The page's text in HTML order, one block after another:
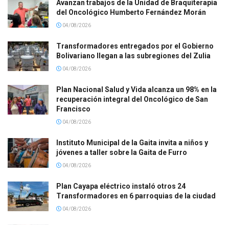
Avanzan trabajos de la Unidad de Braquiterapia
del Oncológico Humberto Fernández Morán
04/08/2026
Transformadores entregados por el Gobierno
Bolivariano llegan a las subregiones del Zulia
04/08/2026
Plan Nacional Salud y Vida alcanza un 98% en la
recuperación integral del Oncológico de San
Francisco
04/08/2026
Instituto Municipal de la Gaita invita a niños y
jóvenes a taller sobre la Gaita de Furro
04/08/2026
Plan Cayapa eléctrico instaló otros 24
Transformadores en 6 parroquias de la ciudad
04/08/2026